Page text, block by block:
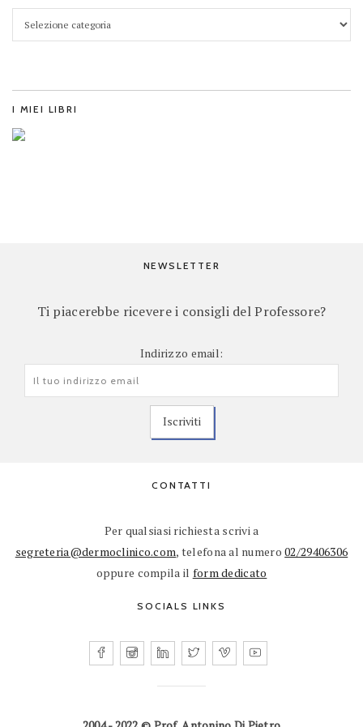
I MIEI LIBRI
NEWSLETTER
Ti piacerebbe ricevere i consigli del Professore?
Indirizzo email:
CONTATTI
Per qualsiasi richiesta scrivi a
segreteria@dermoclinico.com, telefona al numero02/29406306
oppure compila il form dedicato
SOCIALS LINKS